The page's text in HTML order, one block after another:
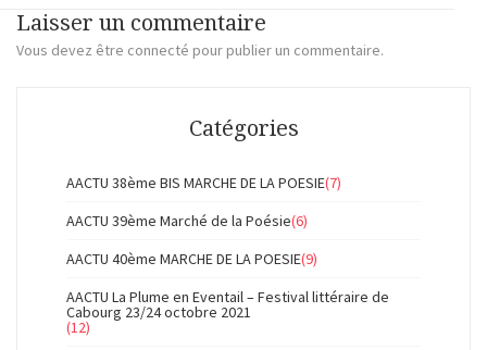
Laisser un commentaire
Vous devez être connecté pour publier un commentaire.
Catégories
AACTU 38ème BIS MARCHE DE LA POESIE(7)
AACTU 39ème Marché de la Poésie(6)
AACTU 40ème MARCHE DE LA POESIE(9)
AACTU La Plume en Eventail – Festival littéraire de
Cabourg 23/24 octobre 2021
(12)